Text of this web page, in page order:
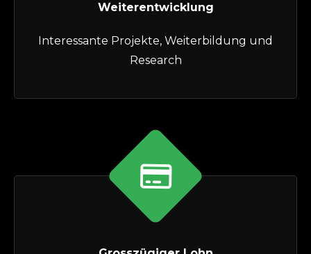
Weiterentwicklung
Interessante Projekte, Weiterbildung und
Research